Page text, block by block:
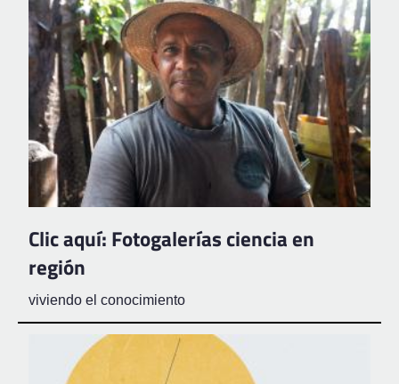
Clic aquí: Fotogalerías ciencia en
región
viviendo el conocimiento